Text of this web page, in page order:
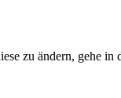
zu ändern, gehe